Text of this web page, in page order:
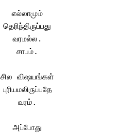
எல்லாமும்
தெரிந்திருப்பது
வரமல்ல.
சாபம்.
சில விஷயங்கள்
புரியமலிருப்பதே
வரம்.
அப்போது